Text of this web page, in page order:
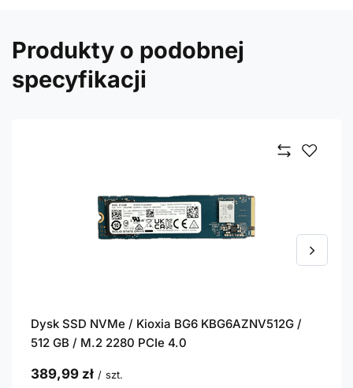
Produkty o podobnej
specyfikacji
Dysk SSD NVMe / Kioxia BG6 KBG6AZNV512G /
512 GB / M.2 2280 PCIe 4.0
389,99 zł / szt.